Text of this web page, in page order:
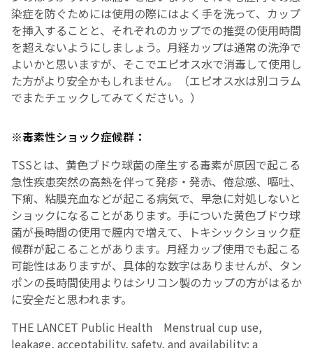
染症を防ぐためには使用の際にはよく手を洗って、カップ
を挿入することと、それぞれのカップでの推奨の使用時間
を超えないようにしましょう。月経カップは通常の洗浄で
よいかと思いますが、そこでエピオス水で消毒して使用し
た方がより安全かもしれません。（エピオス水は別コラム
でまたチェックしてみてください。）
※毒素性ショック症候群：
TSSとは、黄色ブドウ球菌の産生する毒素が原因で起こる
急性疾患突然の高熱を伴って発疹・発赤、倦怠感、嘔吐、
下痢、粘膜充血などが起こる病気で、早急に対処しないと
ショックになることがあります。手についた黄色ブドウ球
菌が長時間の使用で膣内で増えて、トキシックショック症
候群が起こることがあります。月経カップ使用でも起こる
可能性はありますが、具体的な数字はありませんが、タン
ポンの長時間使用よりはシリコン製のカップの方がはるか
に安全だと思われます。
THE LANCET Public Health Menstrual cup use,
leakage, acceptability, safety, and availability: a